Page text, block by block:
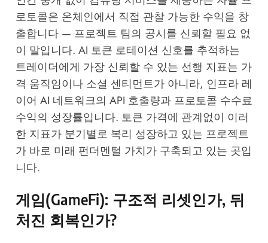
로토콜은 온체인에서 직접 관찰 가능한 수익을 창
출합니다 — 프로젝트 팀의 공시를 신뢰할 필요 없
이 말입니다. AI 토큰 로테이션 신호를 추적하는
트레이더에게 가장 신뢰할 수 있는 선행 지표는 가
격 움직임이나 소셜 센티먼트가 아니라, 인프라 레
이어 AI 네트워크의 API 호출량과 프로토콜 수수료
수익의 성장률입니다. 토큰 가격에 관계없이 이러
한 지표가 분기별로 복리 성장하고 있는 프로젝트
가 바로 미래 펀더멘털 가치가 구축되고 있는 곳입
니다.
게임(GameFi): 구조적 리셋인가, 뒤
처진 회복인가?